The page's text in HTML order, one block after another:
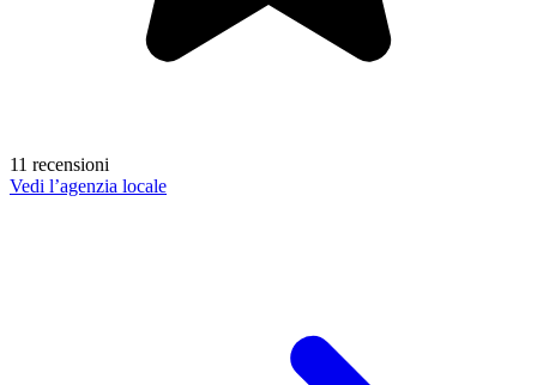
11 recensioni
Vedi l’agenzia locale